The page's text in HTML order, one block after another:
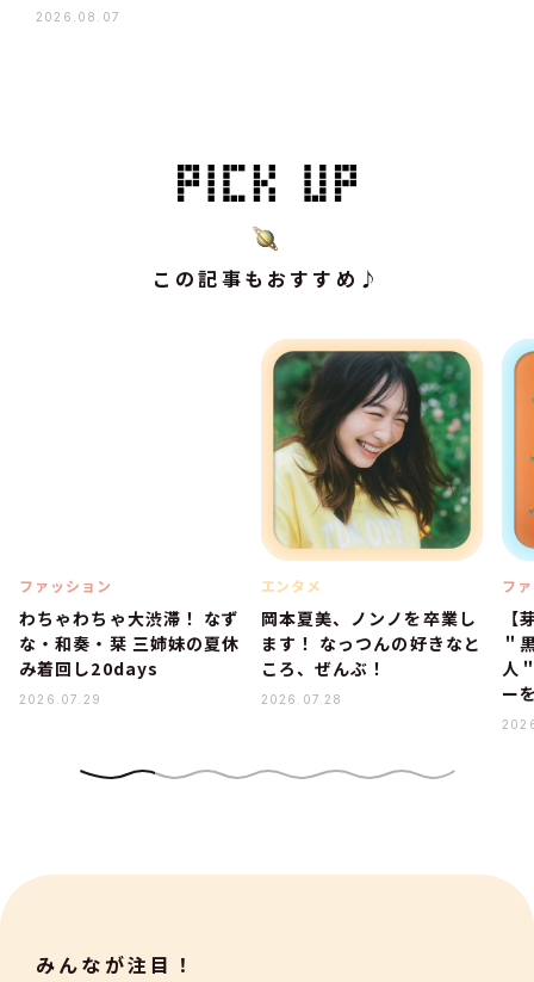
2026.08.07
この記事もおすすめ♪
ファッション
わちゃわちゃ大渋滞！ なず
な・和奏・栞 三姉妹の夏休
み着回し20days
2026.07.29
エンタメ
岡本夏美、ノンノを卒業し
ます！ なっつんの好きなと
ころ、ぜんぶ！
2026.07.28
フ
【
＂
人
ー
みんなが注目！